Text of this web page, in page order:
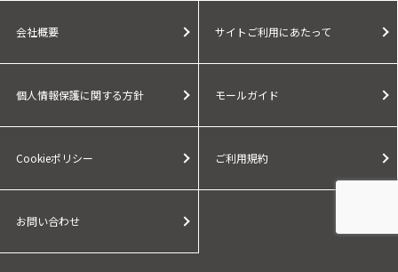
会社概要 サイトご利用にあたって
個人情報保護に関する方針 モールガイド
Cookieポリシー ご利用規約
お問い合わせ